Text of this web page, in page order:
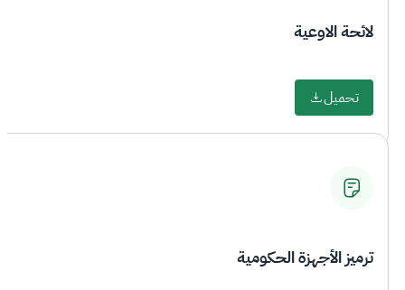
لائحة الاوعية
تحميل
ترميز الأجهزة الحكومية